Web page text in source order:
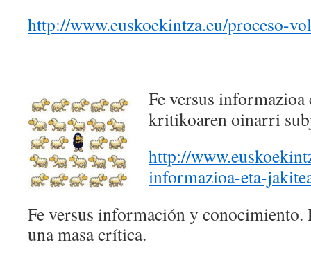
http://www.euskoekintza.eu/proceso-
Fe versus informazioa
kritikoaren oinarri
http://
informazioa-eta-
Fe versus información y conocimiento.
una masa crítica.